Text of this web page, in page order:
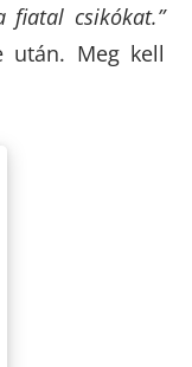
fiatal csikókat.”
után. Meg kell